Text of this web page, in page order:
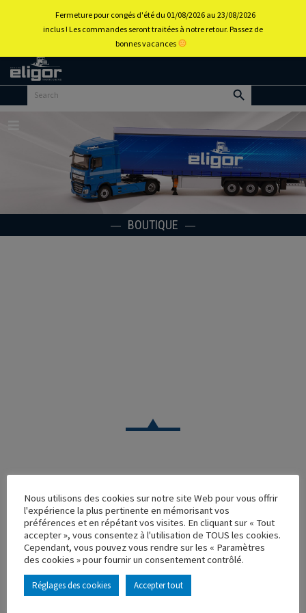
Retour
BOUTIQUE
CAMION
IVECO STRALIS HI WAY TAUTLINER GRILLOBOIS
Réf. : 115776
Rupture de stock
Caractéristique principales :
Nous utilisons des cookies sur notre site Web pour vous offrir
l'expérience la plus pertinente en mémorisant vos
préférences et en répétant vos visites. En cliquant sur « Tout
accepter », vous consentez à l'utilisation de TOUS les cookies.
Cependant, vous pouvez vous rendre sur les « Paramètres
des cookies » pour fournir un consentement contrôlé.
Réglages des cookies Accepter tout
Fermeture pour congés d'été du 01/08/2026 au 23/08/2026
inclus ! Les commandes seront traitées à notre retour. Passez de
bonnes vacances